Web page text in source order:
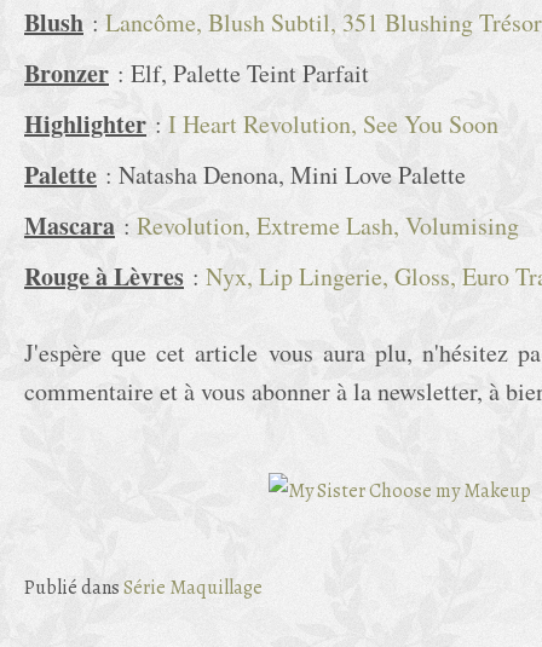
Blush : Lancôme, Blush Subtil, 351 Blushing Trésor
Bronzer : Elf, Palette Teint Parfait
Highlighter :I Heart Revolution, See You Soon
Palette : Natasha Denona, Mini Love Palette
Mascara : Revolution, Extreme Lash, Volumising
Rouge à Lèvres : Nyx, Lip Lingerie, Gloss, Euro
J'espère que cet article vous aura plu, n'hésitez
commentaire et à vous abonner à la newsletter, à
Publié dansSérie Maquillage